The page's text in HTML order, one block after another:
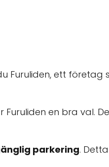
Furuliden, ett företag
Furuliden en bra val.
parkering.